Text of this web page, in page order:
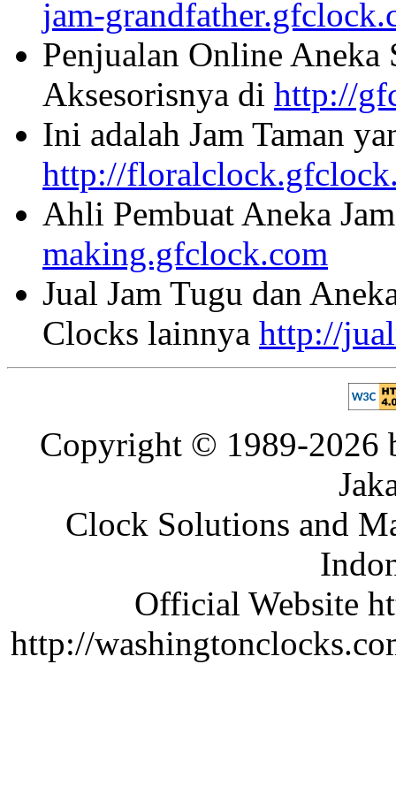
jam-
Penjualan Online Aneka
Aksesorisnya di http://
Ini adalah Jam Taman
http://
Ahli Pembuat Aneka
making.gfclock.com
Jual Jam Tugu dan
Clocks lainnya http://
Copyright © 1989-2026
Clock Solutions and
Official Website
http://